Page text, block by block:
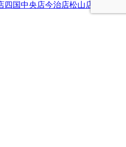
四国中央店今治店松山店